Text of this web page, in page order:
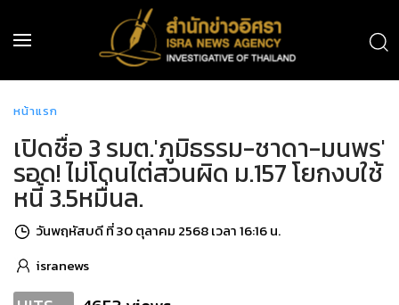
หน้าแรก
เปิดชื่อ 3 รมต.'ภูมิธรรม-ชาดา-มนพร'
รอด! ไม่โดนไต่สวนผิด ม.157 โยกงบใช้
หนี้ 3.5หมื่นล.
วันพฤหัสบดี ที่ 30 ตุลาคม 2568 เวลา 16:16 น.
isranews